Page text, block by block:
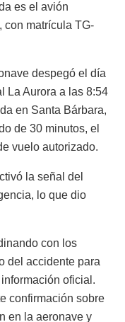
es el avión
con matrícula TG-
despegó el día
La Aurora a las 8:54
en Santa Bárbara,
de 30 minutos, el
vuelo autorizado.
la señal del
lo que dio
con los
del accidente para
oficial.
confirmación sobre
en la aeronave y